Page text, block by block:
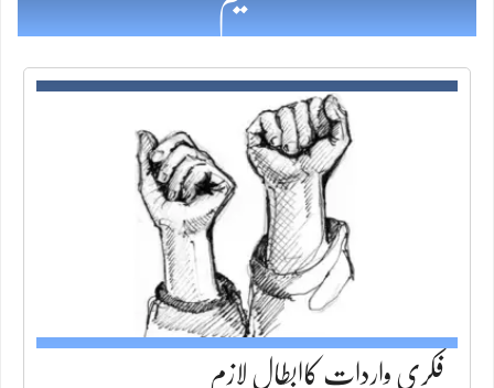
فکری واردات کاابطال لازم